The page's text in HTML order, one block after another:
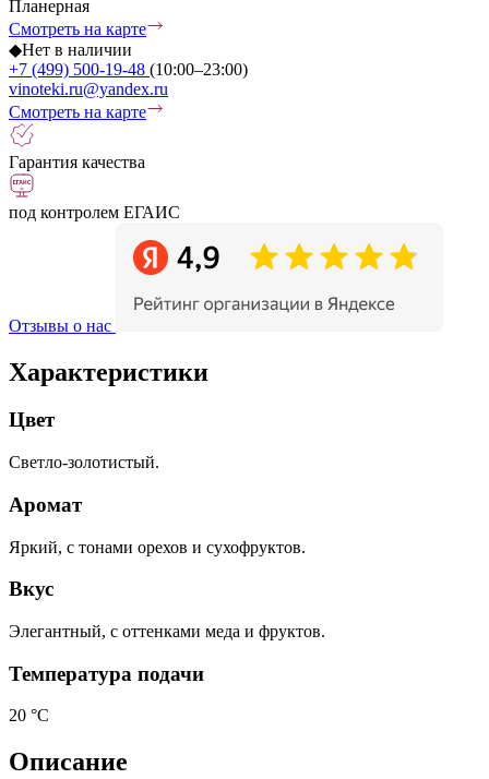
Планерная
Смотреть на карте
◆Нет в наличии
+7 (499) 500-19-48 (10:00–23:00)
vinoteki.ru@yandex.ru
Смотреть на карте
Гарантия качества
под контролем ЕГАИС
Отзывы о нас
Характеристики
Цвет
Светло-золотистый.
Аромат
Яркий, с тонами орехов и сухофруктов.
Вкус
Элегантный, с оттенками меда и фруктов.
Температура подачи
20 °С
Описание